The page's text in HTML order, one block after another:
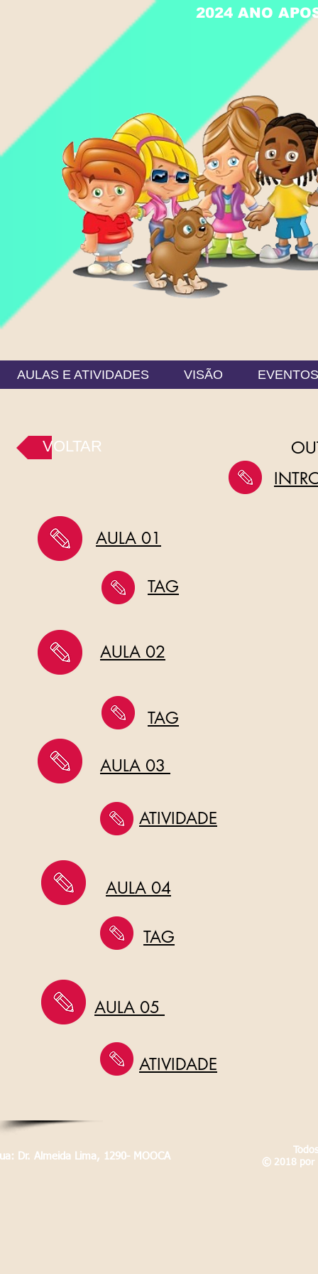
2024 ANO
AULAS E ATIVIDADES VISÃO EVENTOS
VOLTAR
AULA 01
TAG
AULA 02
TAG
AULA 03
ATIVIDADE
AULA 04
TAG
AULA 05
ATIVIDADE
Dr. Almeida Lima, 1290- MOOCA
© 2018 por